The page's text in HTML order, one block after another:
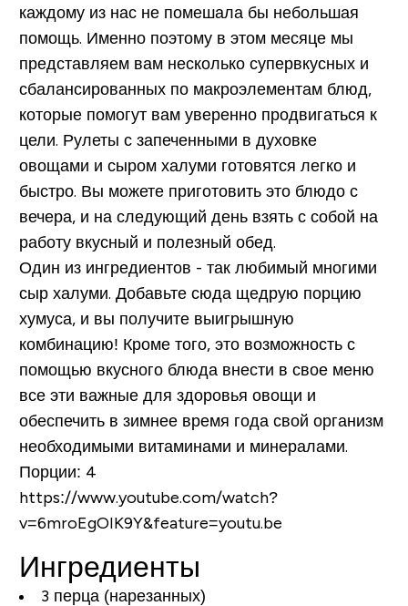
каждому из нас не помешала бы небольшая
помощь. Именно поэтому в этом месяце мы
представляем вам несколько супервкусных и
сбалансированных по макроэлементам блюд,
которые помогут вам уверенно продвигаться к
цели. Рулеты с запеченными в духовке
овощами и сыром халуми готовятся легко и
быстро. Вы можете приготовить это блюдо с
вечера, и на следующий день взять с собой на
работу вкусный и полезный обед.
Один из ингредиентов - так любимый многими
сыр халуми. Добавьте сюда щедрую порцию
хумуса, и вы получите выигрышную
комбинацию! Кроме того, это возможность с
помощью вкусного блюда внести в свое меню
все эти важные для здоровья овощи и
обеспечить в зимнее время года свой организм
необходимыми витаминами и минералами.
Порции: 4
https://www.youtube.com/watch?
v=6mroEgOIK9Y&feature=youtu.be
Ингредиенты
3 перца (нарезанных)